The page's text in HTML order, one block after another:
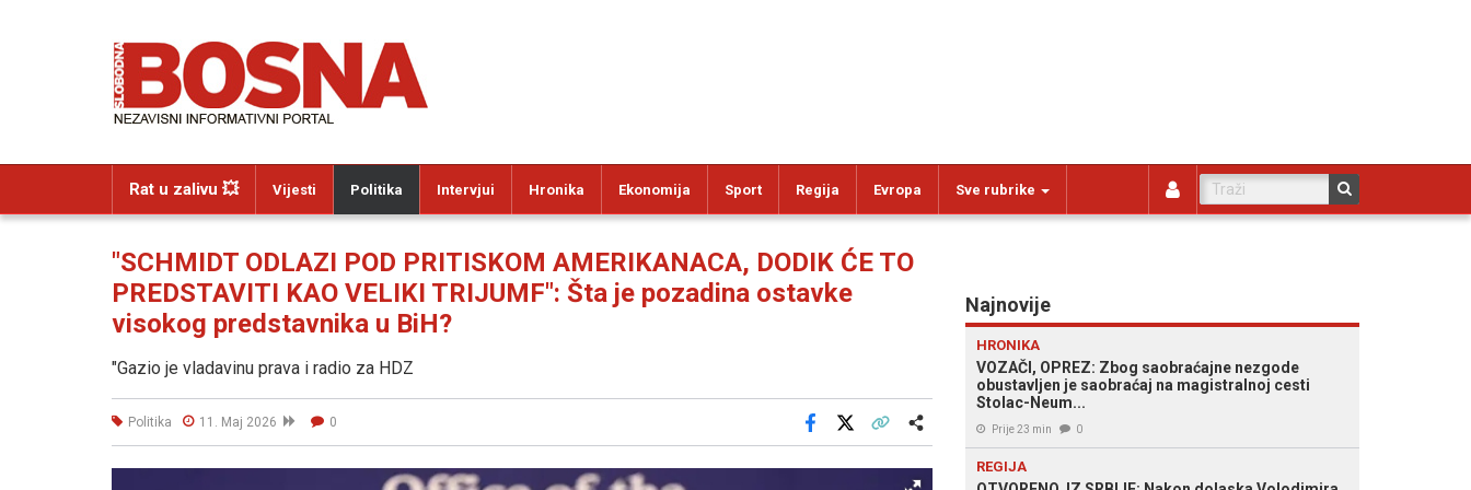
Rat u zalivu 💥 Vijesti Politika Intervjui Hronika Ekonomija Sport Regija Evropa Sve rubrike
"SCHMIDT ODLAZI POD PRITISKOM AMERIKANACA, DODIK ĆE TO
PREDSTAVITI KAO VELIKI TRIJUMF": Šta je pozadina ostavke
visokog predstavnika u BiH?
"Gazio je vladavinu prava i radio za HDZ
Politika 11. Maj 2026 0
Facebook
Najnovije
HRONIKA
VOZAČI, OPREZ: Zbog saobraćajne nezgode
obustavljen je saobraćaj na magistralnoj cesti
Stolac-Neum...
Prije 23 min 0
REGIJA